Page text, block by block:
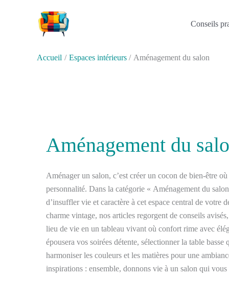
Conseils
Accueil Espaces intérieurs Aménagement du salon
Aménagement du
Aménager un salon, c’est créer un cocon de bien-être
personnalité. Dans la catégorie « Aménagement du
d’insuffler vie et caractère à cet espace central de votre
charme vintage, nos articles regorgent de conseils
lieu de vie en un tableau vivant où confort rime avec
épousera vos soirées détente, sélectionner la table
harmoniser les couleurs et les matières pour une
inspirations : ensemble, donnons vie à un salon qui